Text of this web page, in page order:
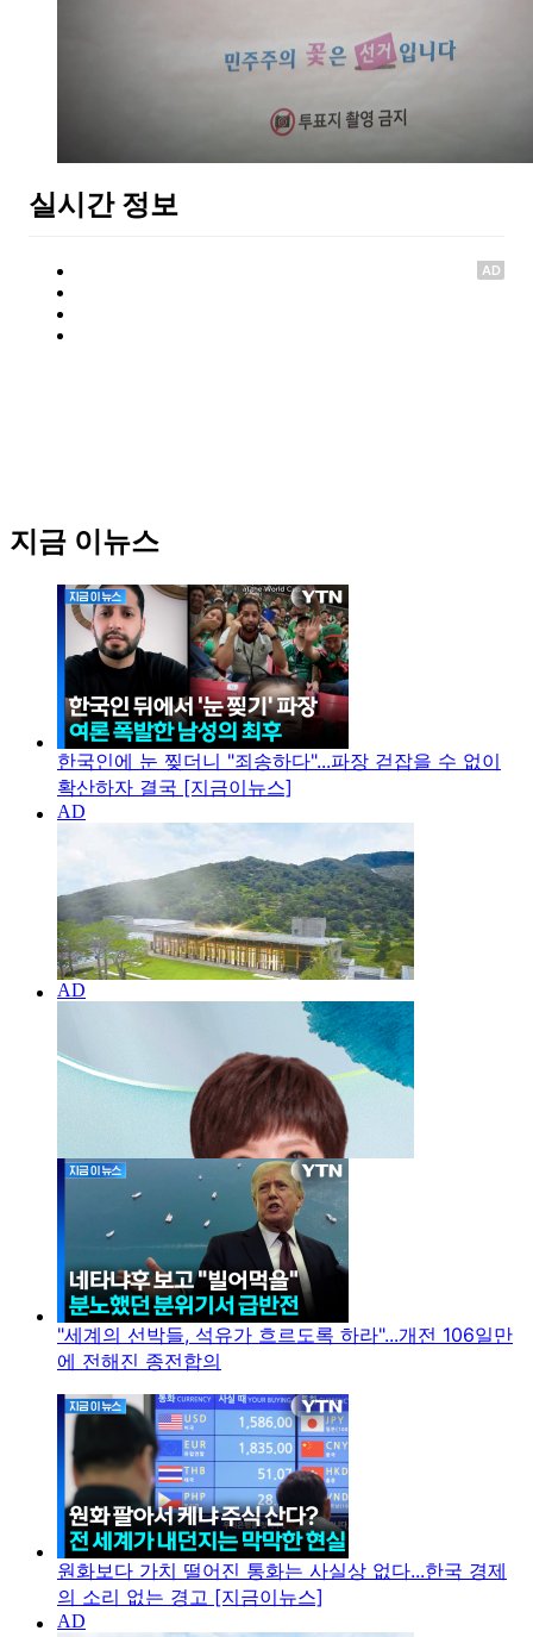
실시간 정보
AD
지금 이뉴스
한국인에 눈 찢더니 "죄송하다"...파장 걷잡을 수 없이
확산하자 결국 [지금이뉴스]
"세계의 선박들, 석유가 흐르도록 하라"...개전 106일만
에 전해진 종전합의
원화보다 가치 떨어진 통화는 사실상 없다...한국 경제
의 소리 없는 경고 [지금이뉴스]